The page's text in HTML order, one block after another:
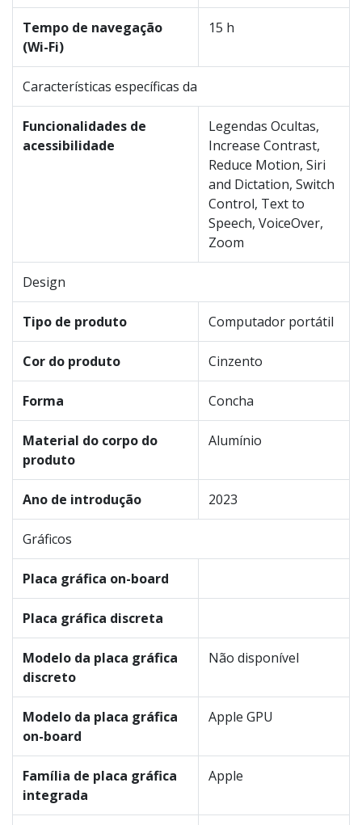
Tempo de navegação
(Wi-Fi)
15 h
Características específicas da
Funcionalidades de
acessibilidade
Legendas Ocultas,
Increase Contrast,
Reduce Motion, Siri
and Dictation, Switch
Control, Text to
Speech, VoiceOver,
Zoom
Design
Tipo de produto Computador portátil
Cor do produto Cinzento
Forma Concha
Material do corpo do
produto
Alumínio
Ano de introdução 2023
Gráficos
Placa gráfica on-board
Placa gráfica discreta
Modelo da placa gráfica
discreto
Não disponível
Modelo da placa gráfica
on-board
Apple GPU
Família de placa gráfica
integrada
Apple